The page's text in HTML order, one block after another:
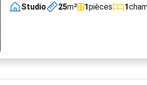
Studio
25m² 1pièces 1